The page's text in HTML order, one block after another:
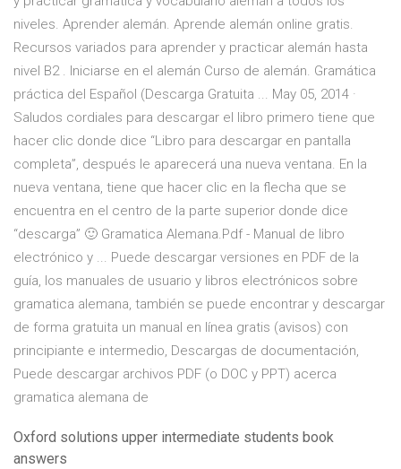
niveles. Aprender alemán. Aprende alemán online gratis.
Recursos variados para aprender y practicar alemán hasta
nivel B2 . Iniciarse en el alemán Curso de alemán. Gramática
práctica del Español (Descarga Gratuita ... May 05, 2014 ·
Saludos cordiales para descargar el libro primero tiene que
hacer clic donde dice “Libro para descargar en pantalla
completa”, después le aparecerá una nueva ventana. En la
nueva ventana, tiene que hacer clic en la flecha que se
encuentra en el centro de la parte superior donde dice
“descarga” 🙂 Gramatica Alemana.Pdf - Manual de libro
electrónico y ... Puede descargar versiones en PDF de la
guía, los manuales de usuario y libros electrónicos sobre
gramatica alemana, también se puede encontrar y descargar
de forma gratuita un manual en línea gratis (avisos) con
principiante e intermedio, Descargas de documentación,
Puede descargar archivos PDF (o DOC y PPT) acerca
gramatica alemana de
Oxford solutions upper intermediate students book
answers